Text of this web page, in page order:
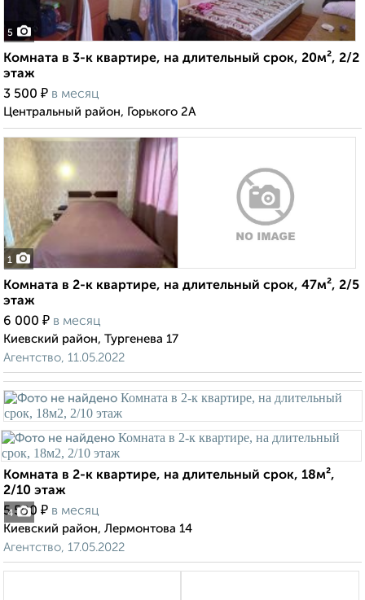
5
Комната в 3-к квартире, на длительный срок, 20м², 2/2
этаж
3 500 ₽ в месяц
Центральный район, Горького 2А
1
Комната в 2-к квартире, на длительный срок, 47м², 2/5
этаж
6 000 ₽ в месяц
Киевский район, Тургенева 17
Агентство, 11.05.2022
4
Комната в 2-к квартире, на длительный срок, 18м²,
2/10 этаж
5 500 ₽ в месяц
Киевский район, Лермонтова 14
Агентство, 17.05.2022